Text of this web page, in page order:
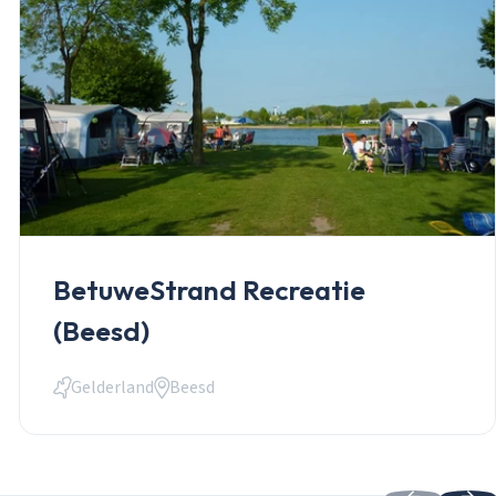
BetuweStrand Recreatie
(Beesd)
Gelderland Beesd